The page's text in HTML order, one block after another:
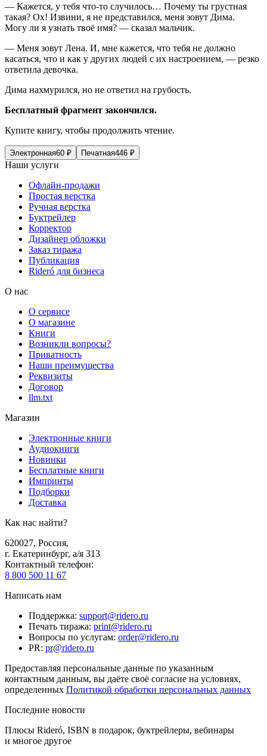
— Кажется, у тебя что-то случилось… Почему ты грустная
такая? Ох! Извини, я не представился, меня зовут Дима.
Могу ли я узнать твоё имя? — сказал мальчик.
— Меня зовут Лена. И, мне кажется, что тебя не должно
касаться, что и как у других людей с их настроением, — резко
ответила девочка.
Дима нахмурился, но не ответил на грубость.
Бесплатный фрагмент закончился.
Купите книгу, чтобы продолжить чтение.
Электронная60 ₽ Печатная446 ₽
Наши услуги
Офлайн-продажи
Простая верстка
Ручная верстка
Буктрейлер
Корректор
Дизайнер обложки
Заказ тиража
Публикация
Rideró для бизнеса
О нас
О сервисе
О магазине
Книги
Возникли вопросы?
Приватность
Наши преимущества
Реквизиты
Договор
llm.txt
Магазин
Электронные книги
Аудиокниги
Новинки
Бесплатные книги
Импринты
Подборки
Доставка
Как нас найти?
620027, Россия,
г. Екатеринбург, а/я 313
Контактный телефон:
8 800 500 11 67
Написать нам
Поддержка: support@ridero.ru
Печать тиража: print@ridero.ru
Вопросы по услугам: order@ridero.ru
PR: pr@ridero.ru
Предоставляя персональные данные по указанным
контактным данным, вы даёте своё согласие на условиях,
определенных Политикой обработки персональных данных
Последние новости
Плюсы Rideró, ISBN в подарок, буктрейлеры, вебинары
и многое другое